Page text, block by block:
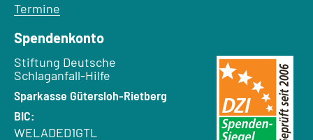
Termine
Spendenkonto
Empfänger:
Stiftung Deutsche
Schlaganfall-Hilfe
Bank:
Sparkasse Gütersloh-Rietberg
BIC:
WELADED1GTL